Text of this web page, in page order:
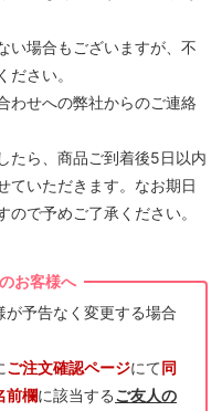
い場合もございますが、不
さい。
わせへの弊社からのご連絡
たら、商品ご到着後5日以内
ていただきます。なお期日
で予めご了承ください。
予告なく変更する場合
ご注文確認ページにて同
前欄に該当するご友人の